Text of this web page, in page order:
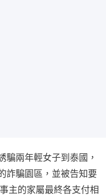
騙兩年輕女子到泰國，
詐騙園區，並被告知要
主的家屬最終各支付相